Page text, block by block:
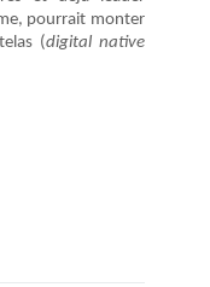
pourrait monter
(digital native